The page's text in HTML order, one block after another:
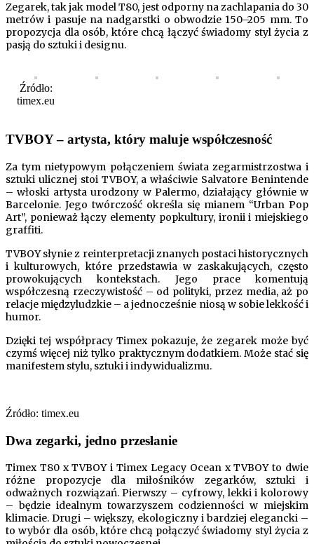
Zegarek, tak jak model T80, jest odporny na zachlapania do 30
metrów i pasuje na nadgarstki o obwodzie 150–205 mm. To
propozycja dla osób, które chcą łączyć świadomy styl życia z
pasją do sztuki i designu.
Źródło:
timex.eu
TVBOY – artysta, który maluje współczesność
Za tym nietypowym połączeniem świata zegarmistrzostwa i
sztuki ulicznej stoi TVBOY, a właściwie Salvatore Benintende
– włoski artysta urodzony w Palermo, działający głównie w
Barcelonie. Jego twórczość określa się mianem “Urban Pop
Art”, ponieważ łączy elementy popkultury, ironii i miejskiego
graffiti.
TVBOY słynie z reinterpretacji znanych postaci historycznych
i kulturowych, które przedstawia w zaskakujących, często
prowokujących kontekstach. Jego prace komentują
współczesną rzeczywistość – od polityki, przez media, aż po
relacje międzyludzkie – a jednocześnie niosą w sobie lekkość i
humor.
Dzięki tej współpracy Timex pokazuje, że zegarek może być
czymś więcej niż tylko praktycznym dodatkiem. Może stać się
manifestem stylu, sztuki i indywidualizmu.
Źródło: timex.eu
Dwa zegarki, jedno przesłanie
Timex T80 x TVBOY i Timex Legacy Ocean x TVBOY to dwie
różne propozycje dla miłośników zegarków, sztuki i
odważnych rozwiązań. Pierwszy – cyfrowy, lekki i kolorowy
– będzie idealnym towarzyszem codzienności w miejskim
klimacie. Drugi – większy, ekologiczny i bardziej elegancki –
to wybór dla osób, które chcą połączyć świadomy styl życia z